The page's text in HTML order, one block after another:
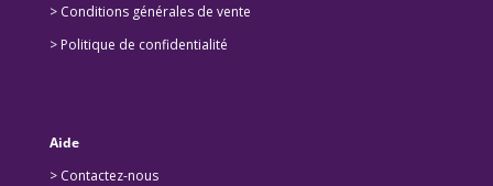
> Conditions générales de vente
> Politique de confidentialité
Aide
> Contactez-nous